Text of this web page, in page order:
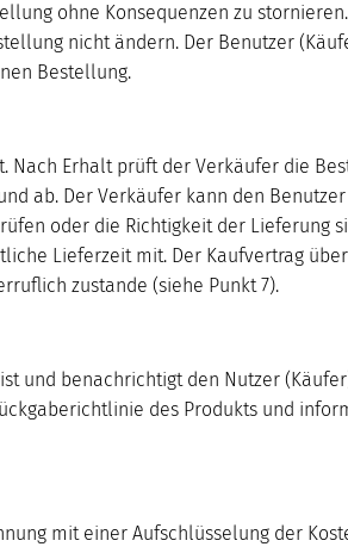
ohne Konsequenzen zu
nicht ändern. Der Benutzer
Bestellung.
Erhalt prüft der Verkäufer die
ab. Der Verkäufer kann den
oder die Richtigkeit der Lieferung
Lieferzeit mit. Der Kaufvertrag
zustande (siehe Punkt 7).
und benachrichtigt den Nutzer
des Produkts und
mit einer Aufschlüsselung der